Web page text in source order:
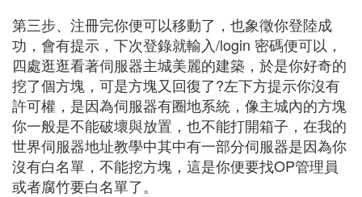
第三步、注冊完你便可以移動了，也象徵你登陸成
功，會有提示，下次登錄就輸入/login 密碼便可以，
四處逛逛看著伺服器主城美麗的建築，於是你好奇的
挖了個方塊，可是方塊又回復了?左下方提示你沒有
許可權，是因為伺服器有圈地系統，像主城內的方塊
你一般是不能破壞與放置，也不能打開箱子，在我的
世界伺服器地址教學中其中有一部分伺服器是因為你
沒有白名單，不能挖方塊，這是你便要找OP管理員
或者腐竹要白名單了。